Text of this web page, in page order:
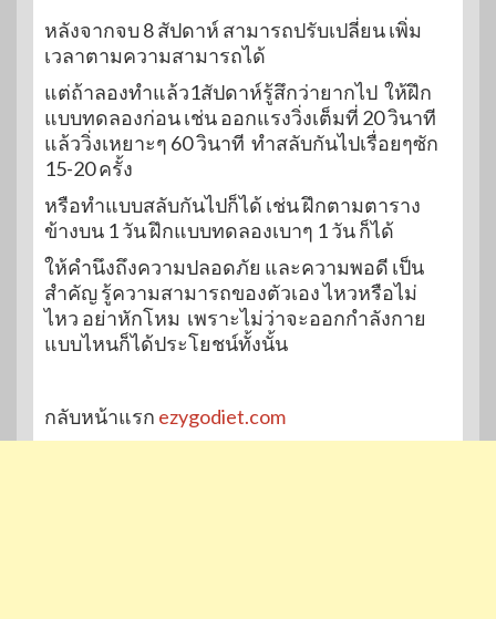
หลังจากจบ 8 สัปดาห์ สามารถปรับเปลี่ยน เพิ่ม
เวลาตามความสามารถได้
แต่ถ้าลองทำแล้ว1สัปดาห์รู้สึกว่ายากไป ให้ฝึก
แบบทดลองก่อน เช่น ออกแรงวิ่งเต็มที่ 20 วินาที
แล้ววิ่งเหยาะๆ 60 วินาที ทำสลับกันไปเรื่อยๆซัก
15-20 ครั้ง
หรือทำแบบสลับกันไปก็ได้ เช่น ฝึกตามตาราง
ข้างบน 1 วัน ฝึกแบบทดลองเบาๆ 1 วัน ก็ได้
ให้คำนึงถึงความปลอดภัย และความพอดี เป็น
สำคัญ รู้ความสามารถของตัวเอง ไหวหรือไม่
ไหว อย่าหักโหม เพราะไม่ว่าจะออกกำลังกาย
แบบไหนก็ได้ประโยชน์ทั้งนั้น
กลับหน้าแรก ezygodiet.com